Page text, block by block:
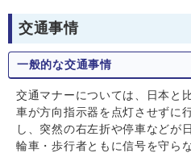
交通事情
一般的な交通事情
交通マナーについては、日本と
車が方向指示器を点灯させずに
し、突然の右左折や停車などが
輪車・歩行者ともに信号を守ら